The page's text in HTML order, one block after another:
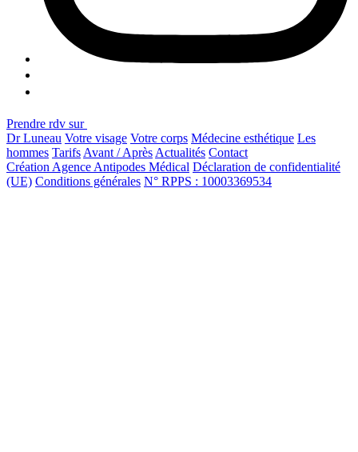
Prendre rdv sur
Dr Luneau Votre visage Votre corps Médecine esthétique Les
hommes Tarifs Avant / Après Actualités Contact
Création Agence Antipodes Médical Déclaration de confidentialité
(UE) Conditions générales N° RPPS : 10003369534